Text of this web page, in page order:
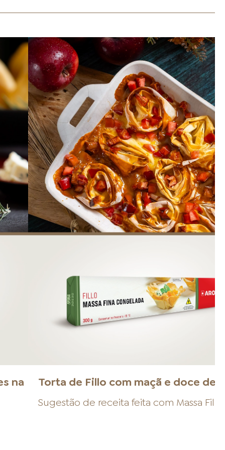
na Torta de Fillo com maçã e doce de
Sugestão de receita feita com Massa Fillo